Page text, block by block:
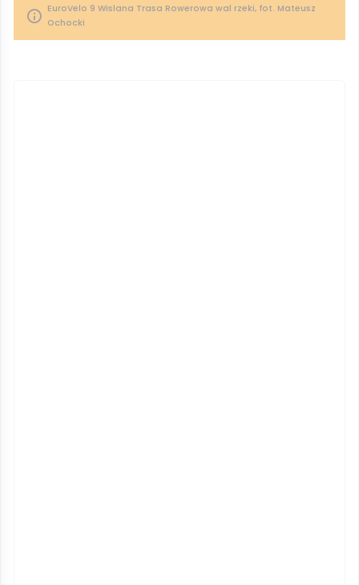
EuroVelo 9 Wislana Trasa Rowerowa wal rzeki, fot. Mateusz
Ochocki